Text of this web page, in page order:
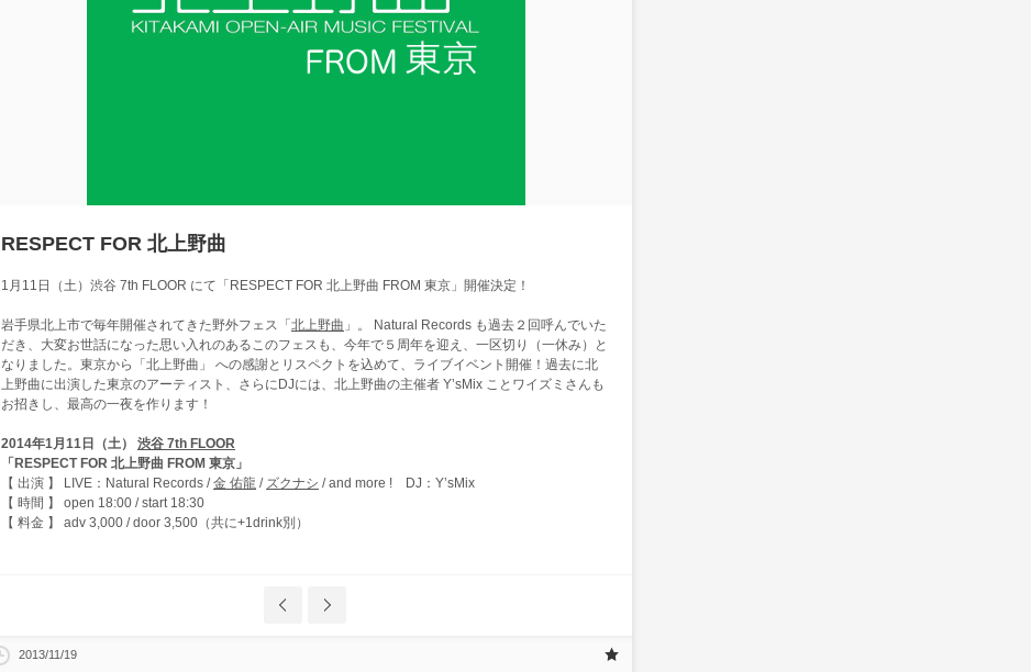
RESPECT FOR 北上野曲
1月11日（土）渋谷 7th FLOOR にて「RESPECT FOR 北上野曲 FROM 東京」開催決定！
岩手県北上市で毎年開催されてきた野外フェス「 北上野曲 」。 Natural Records も過去２回呼んでいた
だき、大変お世話になった思い入れのあるこのフェスも、今年で５周年を迎え、一区切り（一休み）と
なりました。東京から「北上野曲」 への感謝とリスペクトを込めて、ライブイベント開催！過去に北
上野曲に出演した東京のアーティスト、さらにDJには、北上野曲の主催者 Y’sMix ことワイズミさんも
お招きし、最高の一夜を作ります！
2014年1月11日（土） 渋谷 7th FLOOR
「RESPECT FOR 北上野曲 FROM 東京」
【 出演 】 LIVE：Natural Records /金 佑龍 / ズクナシ / and more ! DJ：Y’sMix
【 時間 】 open 18:00 / start 18:30
【 料金 】 adv 3,000 / door 3,500（共に+1drink別）
2013/11/19